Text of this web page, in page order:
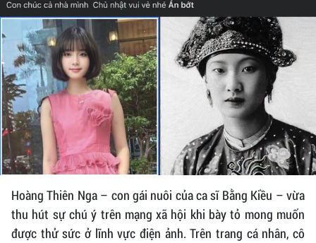
Hoàng Thiên Nga – con gái nuôi của ca sĩ Bằng Kiều – vừa
thu hút sự chú ý trên mạng xã hội khi bày tỏ mong muốn
được thử sức ở lĩnh vực điện ảnh. Trên trang cá nhân, cô